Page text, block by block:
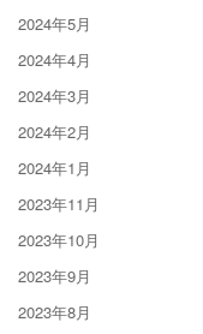
2024年5月
2024年4月
2024年3月
2024年2月
2024年1月
2023年11月
2023年10月
2023年9月
2023年8月